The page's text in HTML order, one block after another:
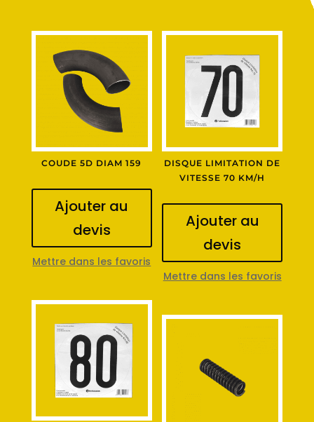
COUDE 5D DIAM 159
Ajouter au
devis
Mettre dans les favoris
DISQUE LIMITATION DE
VITESSE 70 KM/H
Ajouter au
devis
Mettre dans les favoris